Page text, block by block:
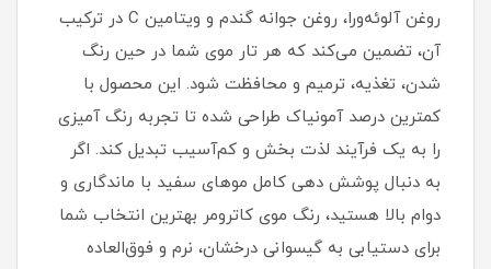
روغن آلوئه‌ورا، روغن جوانه گندم و ویتامین C در ترکیب
آن، تضمین می‌کند که هر تار موی شما در حین رنگ
شدن، تغذیه، ترمیم و محافظت شود. این محصول با
کمترین درصد آمونیاک طراحی شده تا تجربه رنگ‌ آمیزی
را به یک فرآیند لذت‌ بخش و کم‌آسیب تبدیل کند. اگر
به دنبال پوشش‌ دهی کامل موهای سفید با ماندگاری و
دوام بالا هستید، رنگ موی کاترومر بهترین انتخاب شما
برای دستیابی به گیسوانی درخشان، نرم و فوق‌العاده